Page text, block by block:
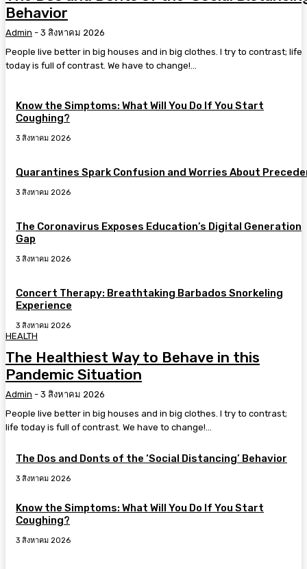
Behavior
Admin - 3 สิงหาคม 2026
People live better in big houses and in big clothes. I try to contrast; life
today is full of contrast. We have to change!...
Know the Simptoms: What Will You Do If You Start
Coughing?
3 สิงหาคม 2026
Quarantines Spark Confusion and Worries About
3 สิงหาคม 2026
The Coronavirus Exposes Education’s Digital Generation
Gap
3 สิงหาคม 2026
Concert Therapy: Breathtaking Barbados Snorkeling
Experience
3 สิงหาคม 2026
HEALTH
The Healthiest Way to Behave in this
Pandemic Situation
Admin - 3 สิงหาคม 2026
People live better in big houses and in big clothes. I try to contrast;
life today is full of contrast. We have to change!...
The Dos and Donts of the ‘Social Distancing’ Behavior
3 สิงหาคม 2026
Know the Simptoms: What Will You Do If You Start
Coughing?
3 สิงหาคม 2026